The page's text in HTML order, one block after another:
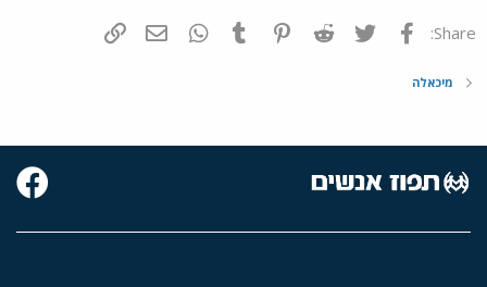
Share: פייסבוק Twitter
Reddit
Pinterest
Tumblr
WhatsAppדואר אלקטרוני
מיכאלה